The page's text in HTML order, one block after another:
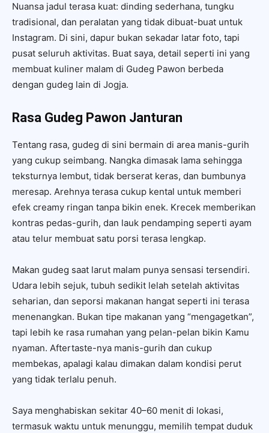
Nuansa jadul terasa kuat: dinding sederhana, tungku
tradisional, dan peralatan yang tidak dibuat-buat untuk
Instagram. Di sini, dapur bukan sekadar latar foto, tapi
pusat seluruh aktivitas. Buat saya, detail seperti ini yang
membuat kuliner malam di Gudeg Pawon berbeda
dengan gudeg lain di Jogja.
Rasa Gudeg Pawon Janturan
Tentang rasa, gudeg di sini bermain di area manis-gurih
yang cukup seimbang. Nangka dimasak lama sehingga
teksturnya lembut, tidak berserat keras, dan bumbunya
meresap. Arehnya terasa cukup kental untuk memberi
efek creamy ringan tanpa bikin enek. Krecek memberikan
kontras pedas-gurih, dan lauk pendamping seperti ayam
atau telur membuat satu porsi terasa lengkap.
Makan gudeg saat larut malam punya sensasi tersendiri.
Udara lebih sejuk, tubuh sedikit lelah setelah aktivitas
seharian, dan seporsi makanan hangat seperti ini terasa
menenangkan. Bukan tipe makanan yang “mengagetkan”,
tapi lebih ke rasa rumahan yang pelan-pelan bikin Kamu
nyaman. Aftertaste-nya manis-gurih dan cukup
membekas, apalagi kalau dimakan dalam kondisi perut
yang tidak terlalu penuh.
Saya menghabiskan sekitar 40–60 menit di lokasi,
termasuk waktu untuk menunggu, memilih tempat duduk